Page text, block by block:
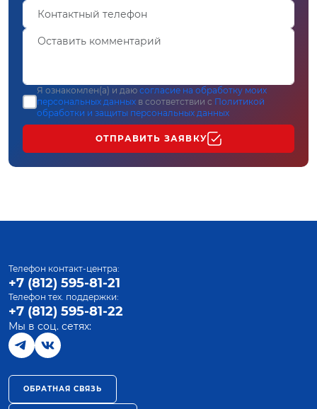
Я ознакомлен(а) и даю согласие на обработку моих
персональных данных в соответствии с Политикой
обработки и защиты персональных данных
ОТПРАВИТЬ ЗАЯВКУ
Телефон контакт-центра:
+7 (812) 595-81-21
Телефон тех. поддержки:
+7 (812) 595-81-22
Мы в соц. сетях:
ОБРАТНАЯ СВЯЗЬ